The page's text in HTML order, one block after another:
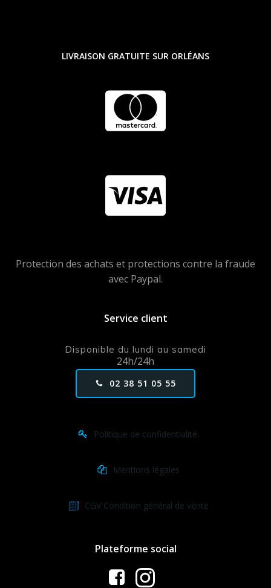
LIVRAISON GRATUITE SUR ORLÉANS
Protection des achats et protections contre la fraude
avec Paypal.
Service client
Disponible du lundi au samedi
24h/24h
02 38 51 05 55
Politique de confidentialité.
Mentions légales
CGV Condition général de vente
Plateforme social